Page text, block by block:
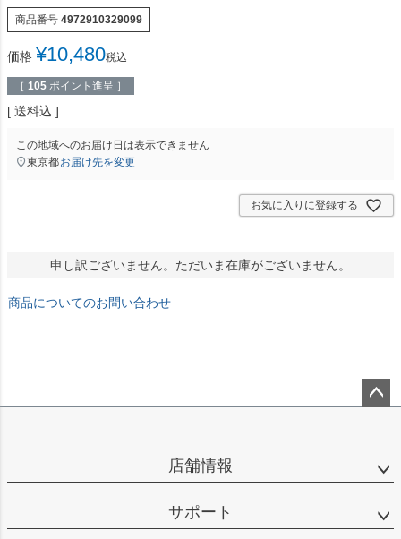
商品番号 4972910329099
価格 ¥10,480税込
［ 105 ポイント進呈 ］
送料込
この地域へのお届け日は表示できません
東京都お届け先を変更
お気に入りに登録する
申し訳ございません。ただいま在庫がございません。
商品についてのお問い合わせ
店舗情報
サポート